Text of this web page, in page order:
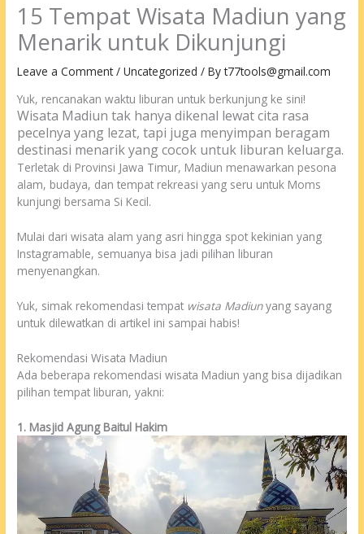
15 Tempat Wisata Madiun yang
Menarik untuk Dikunjungi
Leave a Comment /Uncategorized / Byt77tools@gmail.com
Yuk, rencanakan waktu liburan untuk berkunjung ke sini!
Wisata Madiun tak hanya dikenal lewat cita rasa
pecelnya yang lezat, tapi juga menyimpan beragam
destinasi menarik yang cocok untuk liburan keluarga.
Terletak di Provinsi Jawa Timur, Madiun menawarkan pesona
alam, budaya, dan tempat rekreasi yang seru untuk Moms
kunjungi bersama Si Kecil.
Mulai dari wisata alam yang asri hingga spot kekinian yang
Instagramable, semuanya bisa jadi pilihan liburan
menyenangkan.
Yuk, simak rekomendasi tempat wisata Madiunyang sayang
untuk dilewatkan di artikel ini sampai habis!
Rekomendasi Wisata Madiun
Ada beberapa rekomendasi wisata Madiun yang bisa dijadikan
pilihan tempat liburan, yakni:
1. Masjid Agung Baitul Hakim